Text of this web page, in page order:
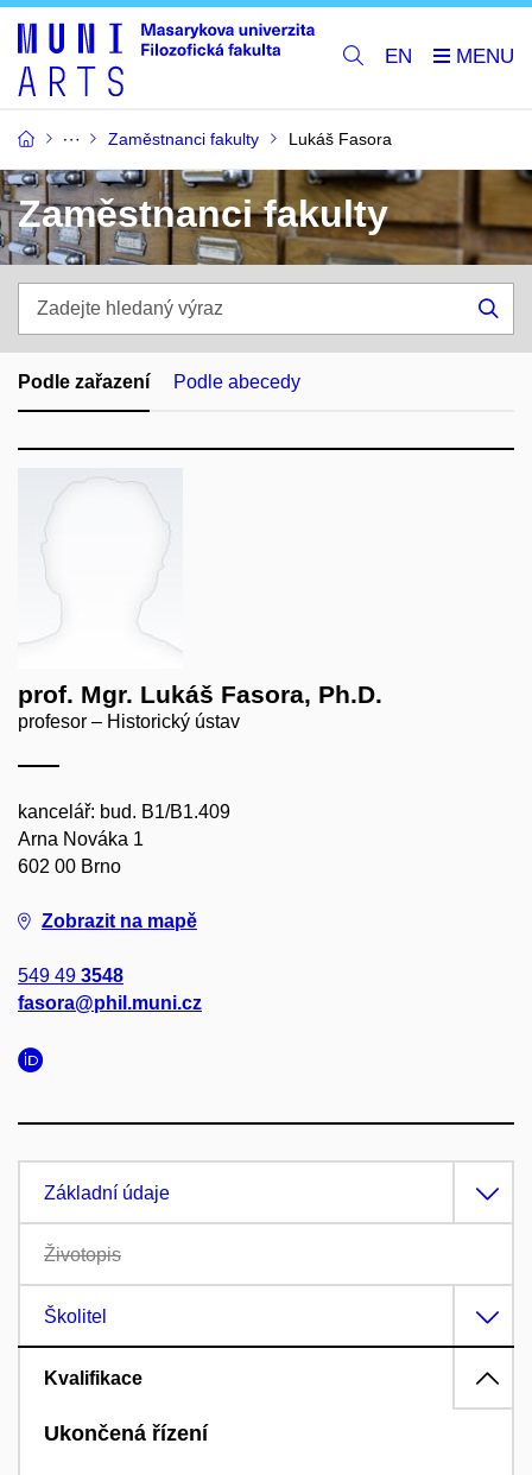
EN
Zaměstnanci fakulty Lukáš Fasora
Zaměstnanci fakulty
hledaný
výraz
Podle zařazení Podle abecedy
prof. Mgr. Lukáš Fasora, Ph.D.
profesor – Historický ústav
kancelář: bud. B1/B1.409
Arna Nováka 1
602 00 Brno
Zobrazit na mapě
549 49 3548
fasora@phil.muni.cz
Základní údaje
Životopis
Školitel
Kvalifikace
Ukončená řízení